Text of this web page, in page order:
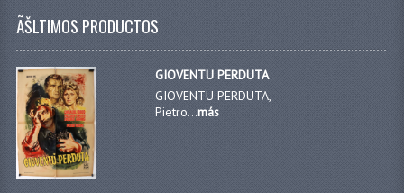
ÃŠLTIMOS PRODUCTOS
GIOVENTU PERDUTA
GIOVENTU PERDUTA,
Pietro...más